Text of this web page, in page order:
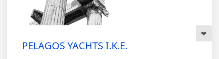
PELAGOS YACHTS Ι.Κ.Ε.